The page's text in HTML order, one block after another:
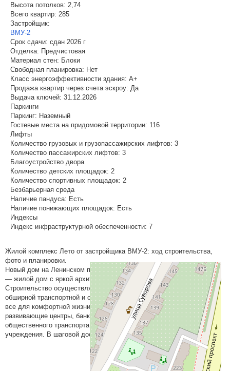
Высота потолков: 2,74
Всего квартир: 285
Застройщик:
ВМУ-2
Срок сдачи: сдан 2026 г
Отделка: Предчистовая
Материал стен: Блоки
Свободная планировка: Нет
Класс энергоэффективности здания: A+
Продажа квартир через счета эскроу: Да
Выдача ключей: 31.12.2026
Паркинги
Паркинг: Наземный
Гостевые места на придомовой территории: 116
Лифты
Количество грузовых и грузопассажирских лифтов: 3
Количество пассажирских лифтов: 3
Благоустройство двора
Количество детских площадок: 2
Количество спортивных площадок: 2
Безбарьерная среда
Наличие пандуса: Есть
Наличие понижающих площадок: Есть
Индексы
Индекс инфраструктурной обеспеченности: 7
Жилой комплекс Лето от застройщика ВМУ-2: ход строительства,
фото и планировки.
Новый дом на Ленинском проспекте! Поз.3 по ул.Рокоссовского, 47
— жилой дом с яркой архитектурой рядом с ТРЦ «Максимир»!
Строительство осуществляется в развитом районе, обеспеченном
обширной транспортной и социальной инфраструктурой. Здесь есть
все для комфортной жизни: магазины, школы, детсады и
развивающие центры, банки, почта, парикмахерские, остановки
общественного транспорта, медицинские, развлекательные
учреждения. В шаговой доступности — торговый центр «Максимир».